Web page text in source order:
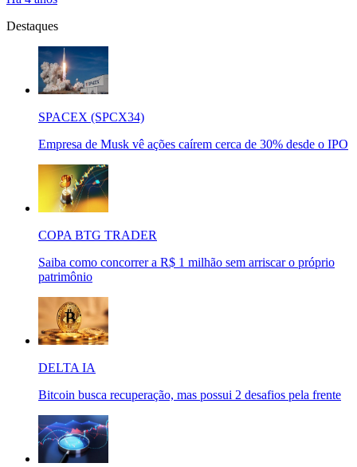
Destaques
SPACEX (SPCX34)
Empresa de Musk vê ações caírem cerca de 30% desde o IPO
COPA BTG TRADER
Saiba como concorrer a R$ 1 milhão sem arriscar o próprio
patrimônio
DELTA IA
Bitcoin busca recuperação, mas possui 2 desafios pela frente